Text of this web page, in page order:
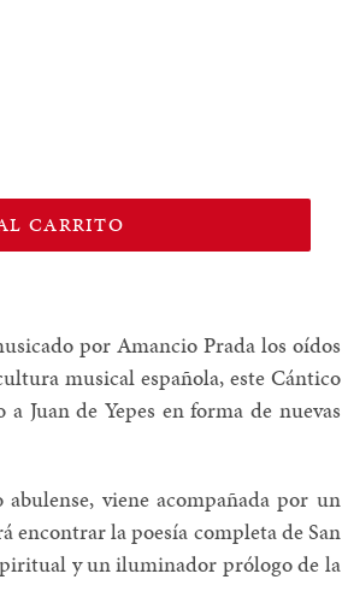
CARRITO
por Amancio Prada los oídos
musical española, este Cántico
Juan de Yepes en forma de nuevas
viene acompañada por un
encontrar la poesía completa de San
y un iluminador prólogo de la